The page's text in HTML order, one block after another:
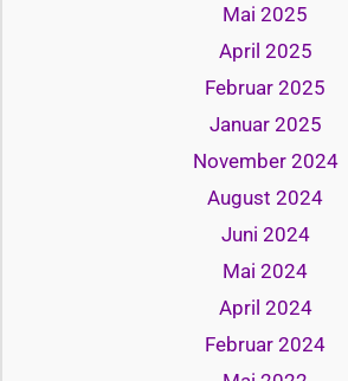
Mai 2025
April 2025
Februar 2025
Januar 2025
November 2024
August 2024
Juni 2024
Mai 2024
April 2024
Februar 2024